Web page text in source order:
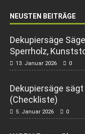
NEUSTEN BEITRÄGE
Dekupiersäge
Sperrholz,
13. Januar 2026 0
Dekupiersäge
(Checkliste)
5. Januar 2026 0